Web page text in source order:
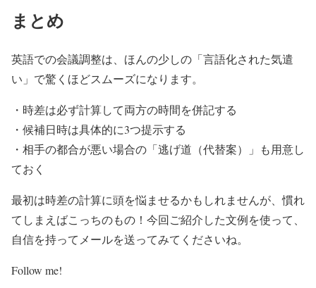
まとめ
英語での会議調整は、ほんの少しの「言語化された気遣
い」で驚くほどスムーズになります。
・時差は必ず計算して両方の時間を併記する
・候補日時は具体的に3つ提示する
・相手の都合が悪い場合の「逃げ道（代替案）」も用意し
ておく
最初は時差の計算に頭を悩ませるかもしれませんが、慣れ
てしまえばこっちのもの！今回ご紹介した文例を使って、
自信を持ってメールを送ってみてくださいね。
Follow me!